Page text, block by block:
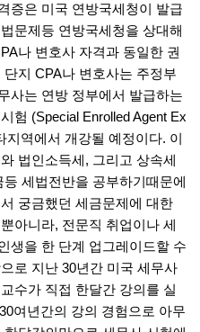
증은 미국 연방국세청이 발급
문제등 연방국세청을 상대해
나 변호사 자격과 동일한 권
지 CPA나 변호사는 주정부
사는 연방 정부에서 발급하는
험 (Special Enrolled Agent Ex
역에서 개강될 예정이다. 이
법인소득세, 그리고 상속세
세법전반을 공부하기때문에
궁금했던 세금문제에 대한
아니라, 전문직 취업이나 세
생을 한 단계 업그레이드할 수
로 지난 30년간 미국 세무사
수가 직접 한달간 강의를 실
여년간의 강의 경험으로 아무